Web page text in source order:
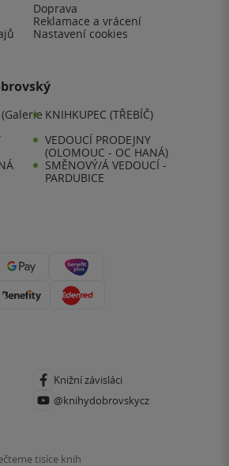
Doprava
Reklamace a vrácení
Nastavení cookies
(Galerie KNIHKUPEC (TŘEBÍČ)
VEDOUCÍ PRODEJNY
(OLOMOUC - OC HANÁ)
SMĚNOVÝ/Á VEDOUCÍ -
PARDUBICE
Knižní závisláci
@knihydobrovskycz
tisíce knih